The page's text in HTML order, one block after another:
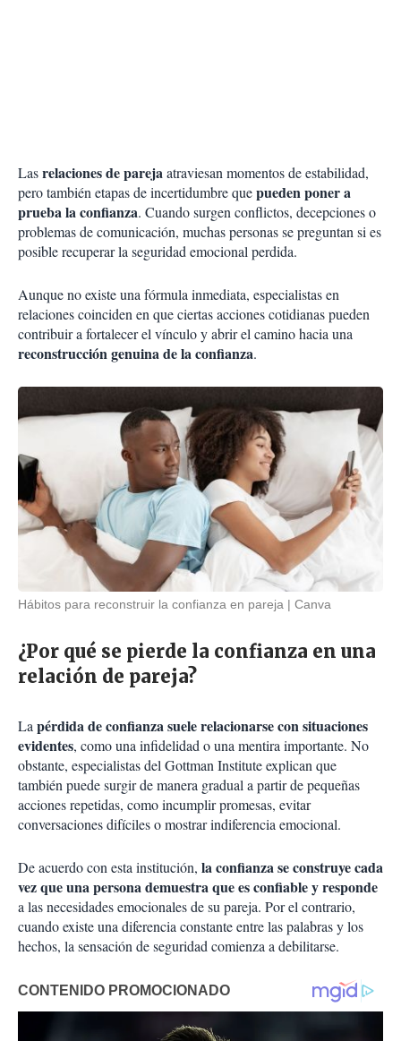
Lasrelaciones de parejaatraviesan momentos de estabilidad,
pero también etapas de incertidumbre quepueden poner a
prueba la confianza. Cuando surgen conflictos, decepciones o
problemas de comunicación, muchas personas se preguntan si es
posible recuperar la seguridad emocional perdida.
Aunque no existe una fórmula inmediata, especialistas en
relaciones coinciden en que ciertas acciones cotidianas pueden
contribuir a fortalecer el vínculo y abrir el camino hacia una
reconstrucción genuina de la confianza.
Hábitos para reconstruir la confianza en pareja Canva
¿Por qué se pierde la confianza en una
relación de pareja?
Lapérdida de confianza suele relacionarse con situaciones
evidentes, como una infidelidad o una mentira importante. No
obstante, especialistas del Gottman Institute explican que
también puede surgir de manera gradual a partir de pequeñas
acciones repetidas, como incumplir promesas, evitar
conversaciones difíciles o mostrar indiferencia emocional.
De acuerdo con esta institución, la confianza se construye cada
vez que una persona demuestra que es confiable y responde
a las necesidades emocionales de su pareja. Por el contrario,
cuando existe una diferencia constante entre las palabras y los
hechos, la sensación de seguridad comienza a debilitarse.